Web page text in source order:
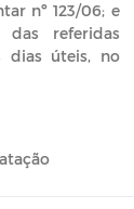
nº 123/06; e
das referidas
dias úteis, no